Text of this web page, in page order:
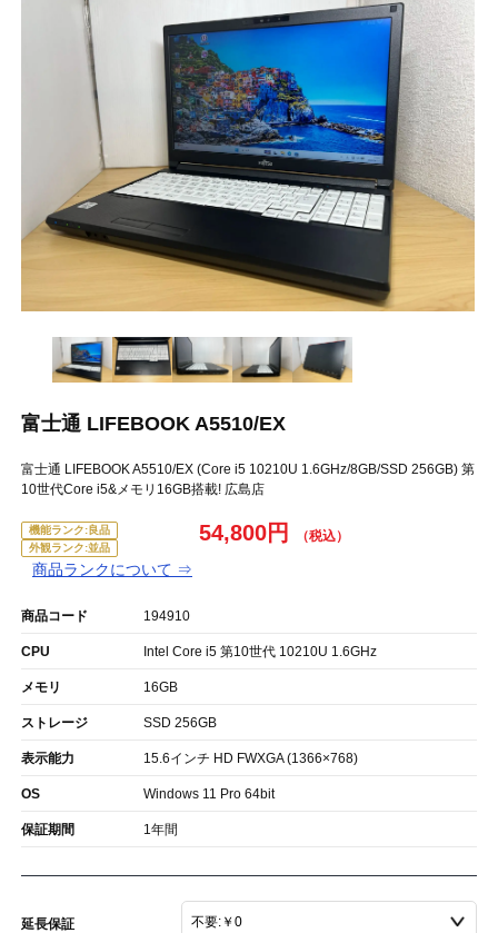
富士通 LIFEBOOK A5510/EX
富士通 LIFEBOOK A5510/EX (Core i5 10210U 1.6GHz/8GB/SSD 256GB) 第
10世代Core i5&メモリ16GB搭載! 広島店
機能ランク:良品
外観ランク:並品
商品ランクについて ⇒
54,800円
商品コード 194910
CPU Intel Core i5 第10世代 10210U 1.6GHz
メモリ 16GB
ストレージ SSD 256GB
表示能力 15.6インチ HD FWXGA (1366×768)
OS Windows 11 Pro 64bit
保証期間 1年間
延長保証